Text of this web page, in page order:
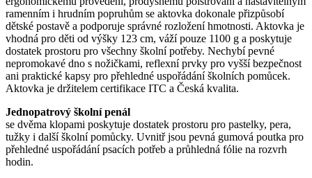
ramenním i hrudním popruhům se aktovka dokonale přizpůsobí
dětské postavě a podporuje správné rozložení hmotnosti. Aktovka je
vhodná pro děti od výšky 123 cm, váží pouze 1100 g a poskytuje
dostatek prostoru pro všechny školní potřeby. Nechybí pevné
nepromokavé dno s nožičkami, reflexní prvky pro vyšší bezpečnost
ani praktické kapsy pro přehledné uspořádání školních pomůcek.
Aktovka je držitelem certifikace ITC a Česká kvalita.
Jednopatrový školní penál
se dvěma klopami poskytuje dostatek prostoru pro pastelky, pera,
tužky i další školní pomůcky. Uvnitř jsou pevná gumová poutka pro
přehledné uspořádání psacích potřeb a průhledná fólie na rozvrh
hodin.